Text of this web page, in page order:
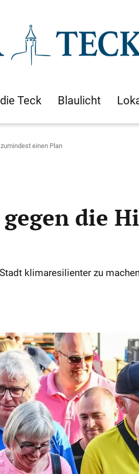
Teck Blaulicht
einen Plan
die
klimaresilienter zu